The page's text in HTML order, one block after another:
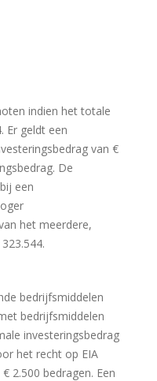
indien het totale
Er geldt een
van €
De
een
het meerdere,
bedrijfsmiddelen
bedrijfsmiddelen
investeringsbedrag
het recht op EIA
2.500 bedragen. Een